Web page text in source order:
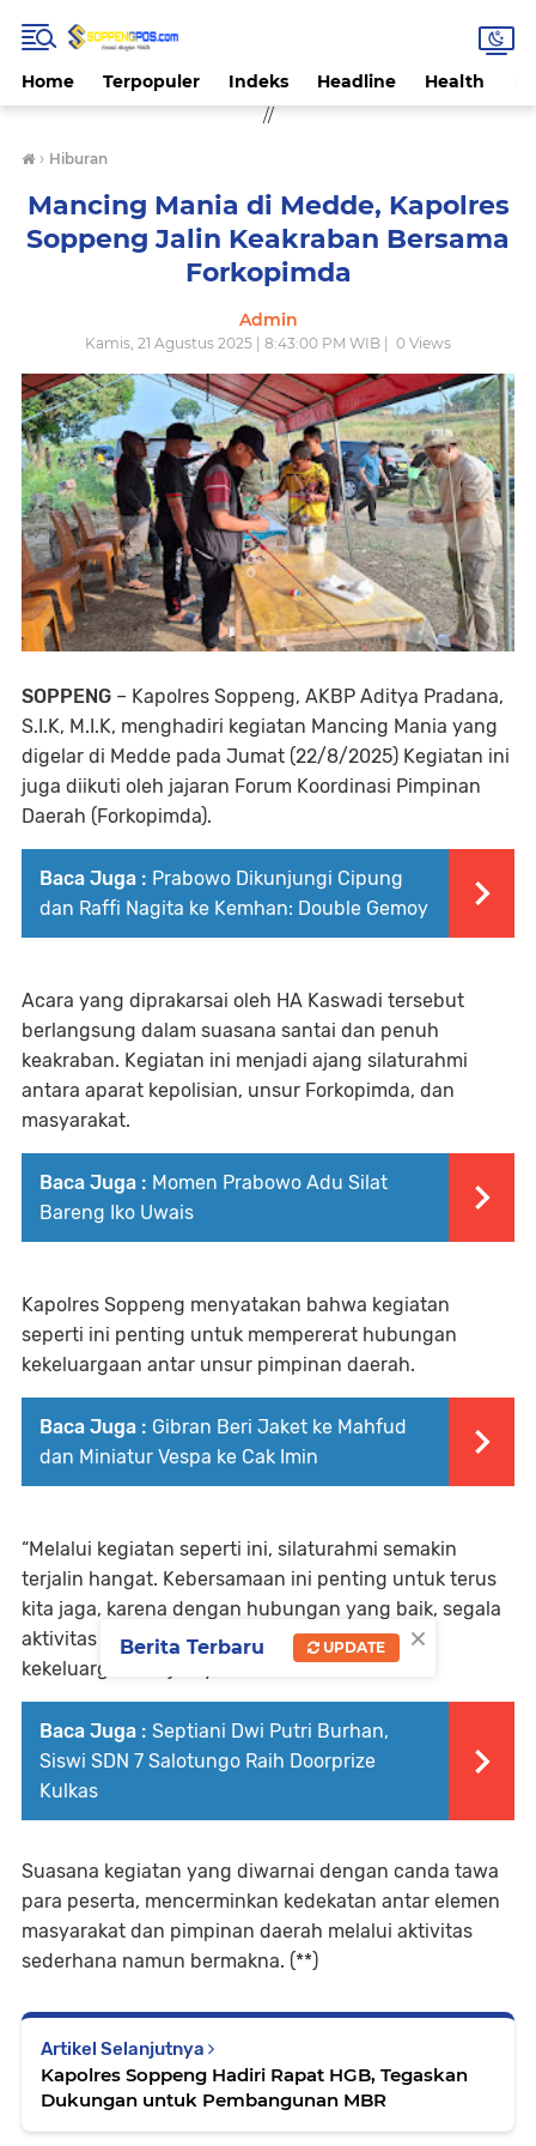
Home Terpopuler Indeks Headline Health
//
› Hiburan
Mancing Mania di Medde, Kapolres
Soppeng Jalin Keakraban Bersama
Forkopimda
Admin
Kamis, 21 Agustus 2025 | 8:43:00 PM WIB | 0 Views
SOPPENG – Kapolres Soppeng, AKBP Aditya Pradana,
S.I.K, M.I.K, menghadiri kegiatan Mancing Mania yang
digelar di Medde pada Jumat (22/8/2025) Kegiatan ini
juga diikuti oleh jajaran Forum Koordinasi Pimpinan
Daerah (Forkopimda).
Baca Juga : Prabowo Dikunjungi Cipung
dan Raffi Nagita ke Kemhan: Double Gemoy
Acara yang diprakarsai oleh HA Kaswadi tersebut
berlangsung dalam suasana santai dan penuh
keakraban. Kegiatan ini menjadi ajang silaturahmi
antara aparat kepolisian, unsur Forkopimda, dan
masyarakat.
Baca Juga : Momen Prabowo Adu Silat
Bareng Iko Uwais
Kapolres Soppeng menyatakan bahwa kegiatan
seperti ini penting untuk mempererat hubungan
kekeluargaan antar unsur pimpinan daerah.
Baca Juga : Gibran Beri Jaket ke Mahfud
dan Miniatur Vespa ke Cak Imin
“Melalui kegiatan seperti ini, silaturahmi semakin
terjalin hangat. Kebersamaan ini penting untuk terus
kita jaga, karena dengan hubungan yang baik, segala
aktivitas akan terasa lebih ringan dan penuh
kekeluargaan,” ujarnya.
Baca Juga : Septiani Dwi Putri Burhan,
Siswi SDN 7 Salotungo Raih Doorprize
Kulkas
Suasana kegiatan yang diwarnai dengan canda tawa
para peserta, mencerminkan kedekatan antar elemen
masyarakat dan pimpinan daerah melalui aktivitas
sederhana namun bermakna. (**)
Artikel Selanjutnya
Kapolres Soppeng Hadiri Rapat HGB, Tegaskan
Dukungan untuk Pembangunan MBR
×
Berita Terbaru UPDATE